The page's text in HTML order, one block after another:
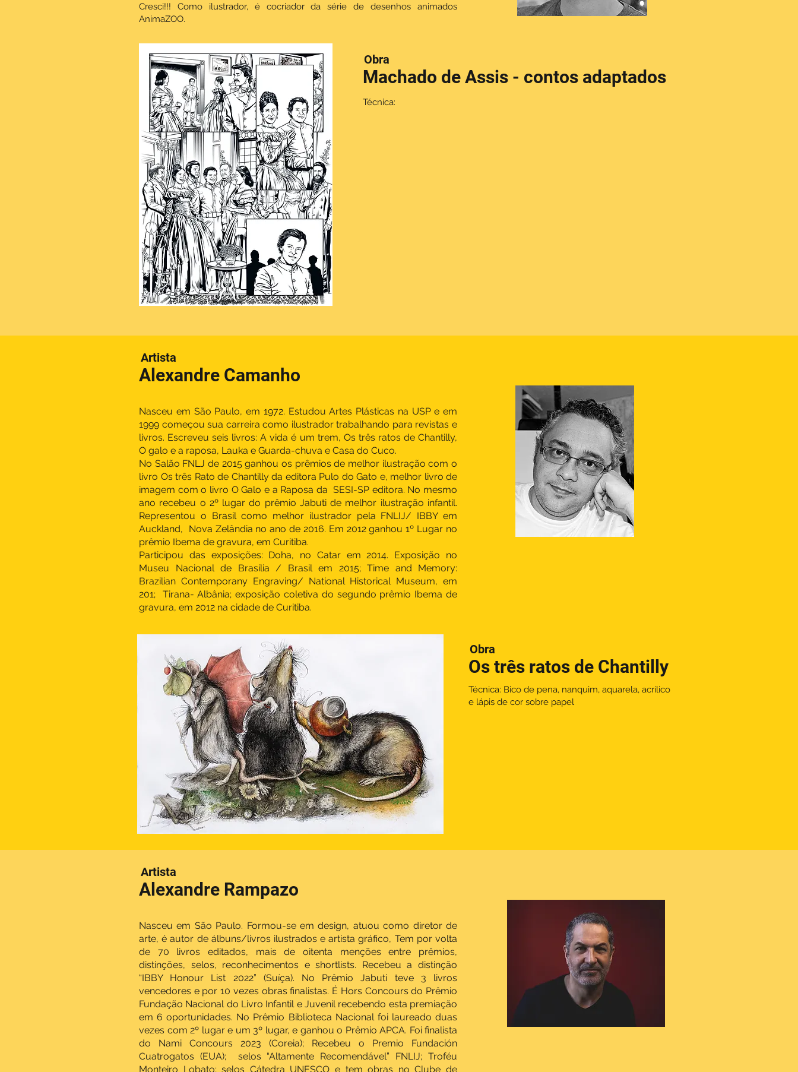
Cresci!!! Como ilustrador, é cocriador da série de desenhos animados
AnimaZOO.
Obra
Machado de Assis - contos adaptados
Técnica:
Artista
Alexandre Camanho
Nasceu em São Paulo, em 1972. Estudou Artes Plásticas na USP e em
1999 começou sua carreira como ilustrador trabalhando para revistas e
livros. Escreveu seis livros: A vida é um trem, Os três ratos de Chantilly,
O galo e a raposa, Lauka e Guarda-chuva e Casa do Cuco.
No Salão FNLJ de 2015 ganhou os prêmios de melhor ilustração com o
livro Os três Rato de Chantilly da editora Pulo do Gato e, melhor livro de
imagem com o livro O Galo e a Raposa da SESI-SP editora. No mesmo
ano recebeu o 2º lugar do prêmio Jabuti de melhor ilustração infantil.
Representou o Brasil como melhor ilustrador pela FNLIJ/ IBBY em
Auckland, Nova Zelândia no ano de 2016. Em 2012 ganhou 1º Lugar no
prêmio Ibema de gravura, em Curitiba.
Participou das exposições: Doha, no Catar em 2014. Exposição no
Museu Nacional de Brasília / Brasil em 2015; Time and Memory:
Brazilian Contemporany Engraving/ National Historical Museum, em
201; Tirana- Albânia; exposição coletiva do segundo prêmio Ibema de
gravura, em 2012 na cidade de Curitiba.
Obra
Os três ratos de Chantilly
Técnica: Bico de pena, nanquim, aquarela, acrílico
e lápis de cor sobre papel
Artista
Alexandre Rampazo
Nasceu em São Paulo. Formou-se em design, atuou como diretor de
arte, é autor de álbuns/livros ilustrados e artista gráfico, Tem por volta
de 70 livros editados, mais de oitenta menções entre prêmios,
distinções, selos, reconhecimentos e shortlists. Recebeu a distinção
“IBBY Honour List 2022” (Suíça). No Prêmio Jabuti teve 3 livros
vencedores e por 10 vezes obras finalistas. É Hors Concours do Prêmio
Fundação Nacional do Livro Infantil e Juvenil recebendo esta premiação
em 6 oportunidades. No Prêmio Biblioteca Nacional foi laureado duas
vezes com 2º lugar e um 3º lugar, e ganhou o Prêmio APCA. Foi finalista
do Nami Concours 2023 (Coreia); Recebeu o Premio Fundación
Cuatrogatos (EUA); selos “Altamente Recomendável” FNLIJ; Troféu
Monteiro Lobato; selos Cátedra UNESCO e tem obras no Clube de